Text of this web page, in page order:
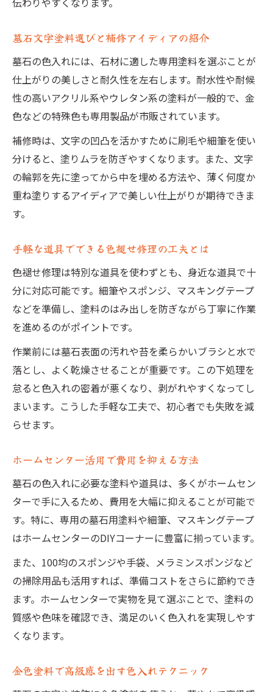
墓石文字塗料選びと補修アイディアの紹介
墓石の色入れには、石材に適した専用塗料を選ぶことが
仕上がりの美しさと耐久性を左右します。耐水性や耐候
性の高いアクリル系やウレタン系の塗料が一般的で、金
色などの特殊色も専用製品が市販されています。
補修時は、文字の凹凸を活かすために刷毛や細筆を使い
分けると、塗りムラを防ぎやすくなります。また、文字
の輪郭を先に塗ってから中を埋める方法や、薄く何度か
重ね塗りするアイディアで美しい仕上がりが期待できま
す。
手軽な道具でできる色褪せ修理の工夫とは
色褪せ修理は特別な道具を使わずとも、身近な道具で十
分に対応可能です。細筆やスポンジ、マスキングテープ
などを準備し、塗料のはみ出しを防ぎながら丁寧に作業
を進めるのがポイントです。
作業前には墓石表面の汚れや苔を柔らかいブラシと水で
落とし、よく乾燥させることが重要です。この下処理を
怠ると色入れの密着が悪くなり、剥がれやすくなってし
まいます。こうした手軽な工夫で、初心者でも失敗を減
らせます。
ホームセンター活用で費用を抑える方法
墓石の色入れに必要な塗料や道具は、多くがホームセン
ターで手に入るため、費用を大幅に抑えることが可能で
す。特に、専用の墓石用塗料や細筆、マスキングテープ
はホームセンターのDIYコーナーに豊富に揃っています。
また、100均のスポンジや手袋、メラミンスポンジなど
の掃除用品も活用すれば、準備コストをさらに節約でき
ます。ホームセンターで実物を見て選ぶことで、塗料の
質感や色味を確認でき、満足のいく色入れを実現しやす
くなります。
金色塗料で高級感を出す色入れテクニック